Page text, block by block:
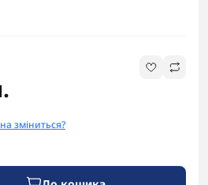
зміниться?